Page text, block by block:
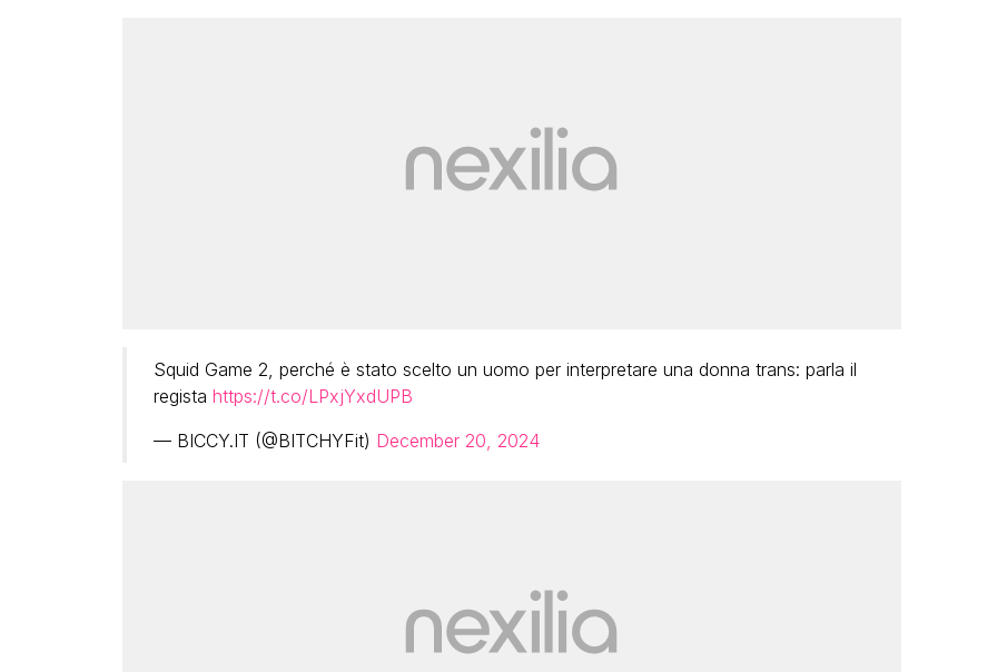
Squid Game 2, perché è stato scelto un uomo per interpretare una donna trans: parla il
regista https://t.co/LPxjYxdUPB
— BICCY.IT (@BITCHYFit) December 20, 2024